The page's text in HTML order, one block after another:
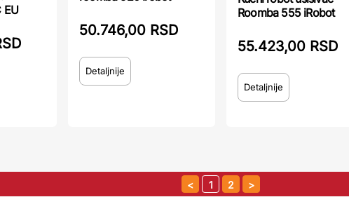
EU
50.746,00 RSD
Detaljnije
Roomba 555 iRobot
55.423,00 RSD
Detaljnije
1 2